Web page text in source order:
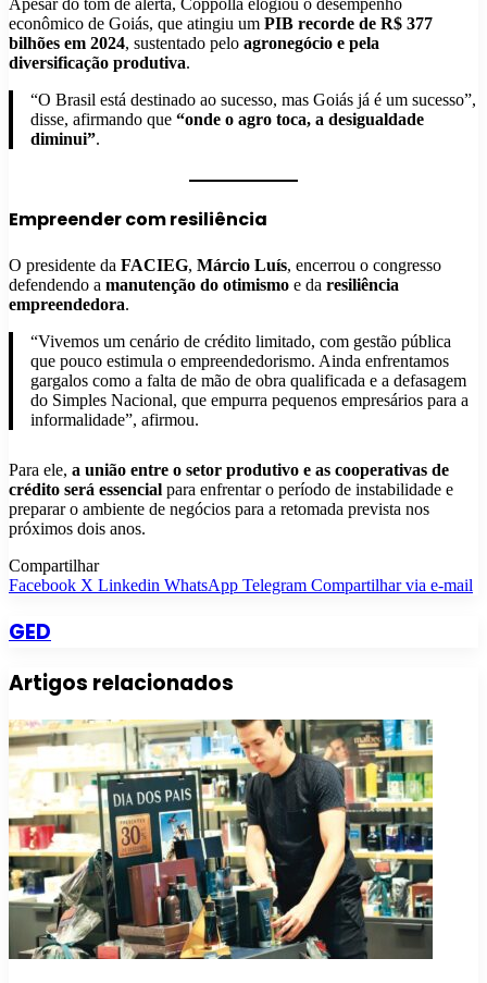
Apesar do tom de alerta, Coppolla elogiou o desempenho
econômico de Goiás, que atingiu um PIB recorde de R$ 377
bilhões em 2024, sustentado pelo agronegócio e pela
diversificação produtiva.
“O Brasil está destinado ao sucesso, mas Goiás já é um sucesso”,
disse, afirmando que “onde o agro toca, a desigualdade
diminui”.
Empreender com resiliência
O presidente da FACIEG, Márcio Luís, encerrou o congresso
defendendo a manutenção do otimismo e da resiliência
empreendedora.
“Vivemos um cenário de crédito limitado, com gestão pública
que pouco estimula o empreendedorismo. Ainda enfrentamos
gargalos como a falta de mão de obra qualificada e a defasagem
do Simples Nacional, que empurra pequenos empresários para a
informalidade”, afirmou.
Para ele, a união entre o setor produtivo e as cooperativas de
crédito será essencial para enfrentar o período de instabilidade e
preparar o ambiente de negócios para a retomada prevista nos
próximos dois anos.
Compartilhar
Facebook X Linkedin WhatsApp Telegram Compartilhar via e-mail
GED
Artigos relacionados